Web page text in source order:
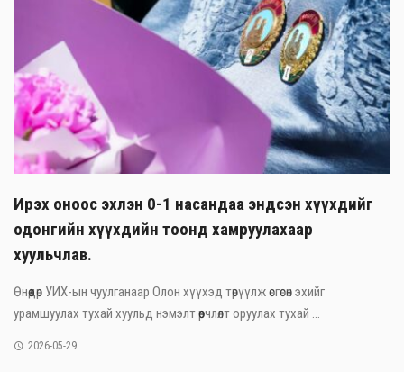
Ирэх оноос эхлэн 0-1 насандаа эндсэн хүүхдийг
одонгийн хүүхдийн тоонд хамруулахаар
хуульчлав.
Өнөөдөр УИХ-ын чуулганаар Олон хүүхэд төрүүлж өсгөсөн эхийг
урамшуулах тухай хуульд нэмэлт өөрчлөлт оруулах тухай ...
2026-05-29